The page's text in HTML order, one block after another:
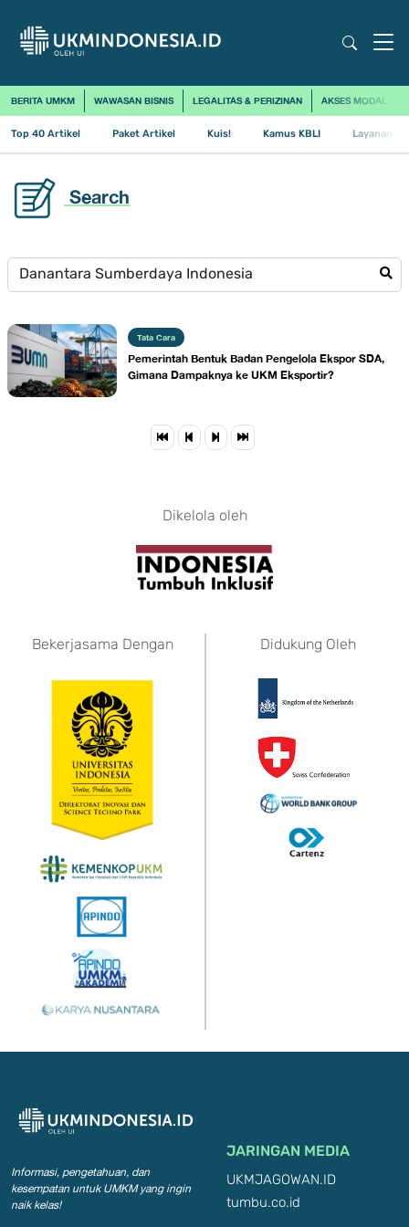
BERITA UMKM WAWASAN BISNIS LEGALITAS & PERIZINAN AKSES MODAL
Top 40 Artikel Paket Artikel Kuis! Kamus KBLI Layanan
Search
Tata Cara
Pemerintah Bentuk Badan Pengelola Ekspor SDA,
Gimana Dampaknya ke UKM Eksportir?
Dikelola oleh
Bekerjasama Dengan Didukung Oleh
Informasi, pengetahuan, dan
kesempatan untuk UMKM yang ingin
naik kelas!
JARINGAN MEDIA
UKMJAGOWAN.ID
tumbu.co.id